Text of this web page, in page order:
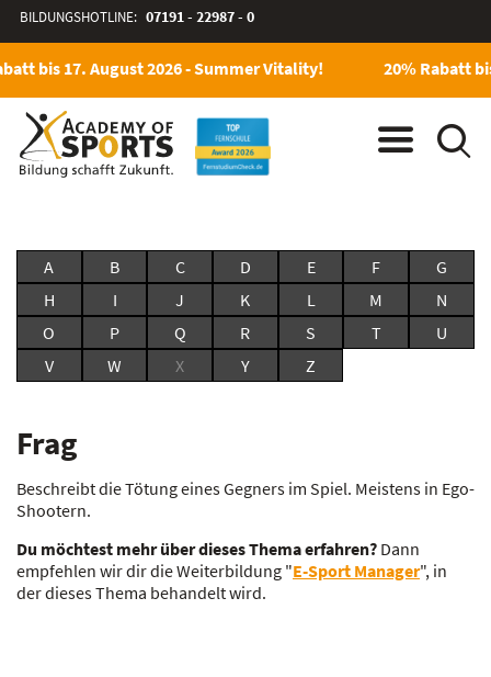
BILDUNGSHOTLINE: 07191 - 22987 - 0
bis 17. August 2026 - Summer Vitality! 20% Rabatt
A B C D E F
G
H
I J K L M
N
O
P Q R S T
U
V
W X Y Z
Frag
Beschreibt die Tötung eines Gegners im Spiel. Meistens in Ego-
Shootern.
Du möchtest mehr über dieses Thema erfahren? Dann
empfehlen wir dir die Weiterbildung "E-Sport Manager", in
der dieses Thema behandelt wird.